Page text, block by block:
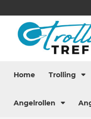
Home Trolling
Angelrollen